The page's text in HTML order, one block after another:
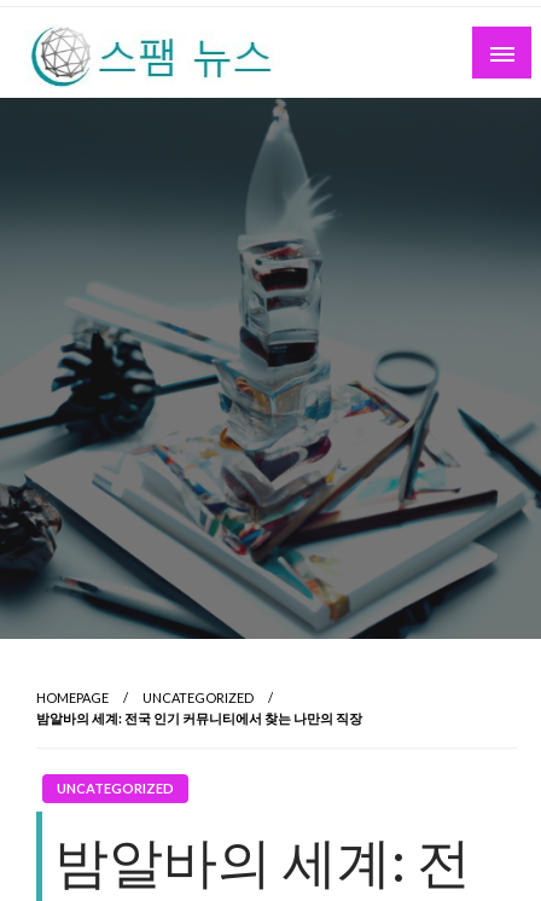
Skip
content
HOMEPAGE
UNCATEGORIZED
밤알바의 세계: 전국 인기 커뮤니티에서 찾는 나만의 직장
UNCATEGORIZED
밤알바의 세계: 전